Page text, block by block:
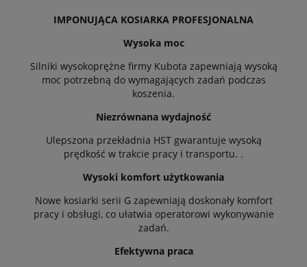
IMPONUJĄCA KOSIARKA PROFESJONALNA
Wysoka moc
Silniki wysokoprężne firmy Kubota zapewniają wysoką
moc potrzebną do wymagających zadań podczas
koszenia.
Niezrównana wydajność
Ulepszona przekładnia HST gwarantuje wysoką
prędkość w trakcie pracy i transportu. .
Wysoki komfort użytkowania
Nowe kosiarki serii G zapewniają doskonały komfort
pracy i obsługi, co ułatwia operatorowi wykonywanie
zadań.
Efektywna praca